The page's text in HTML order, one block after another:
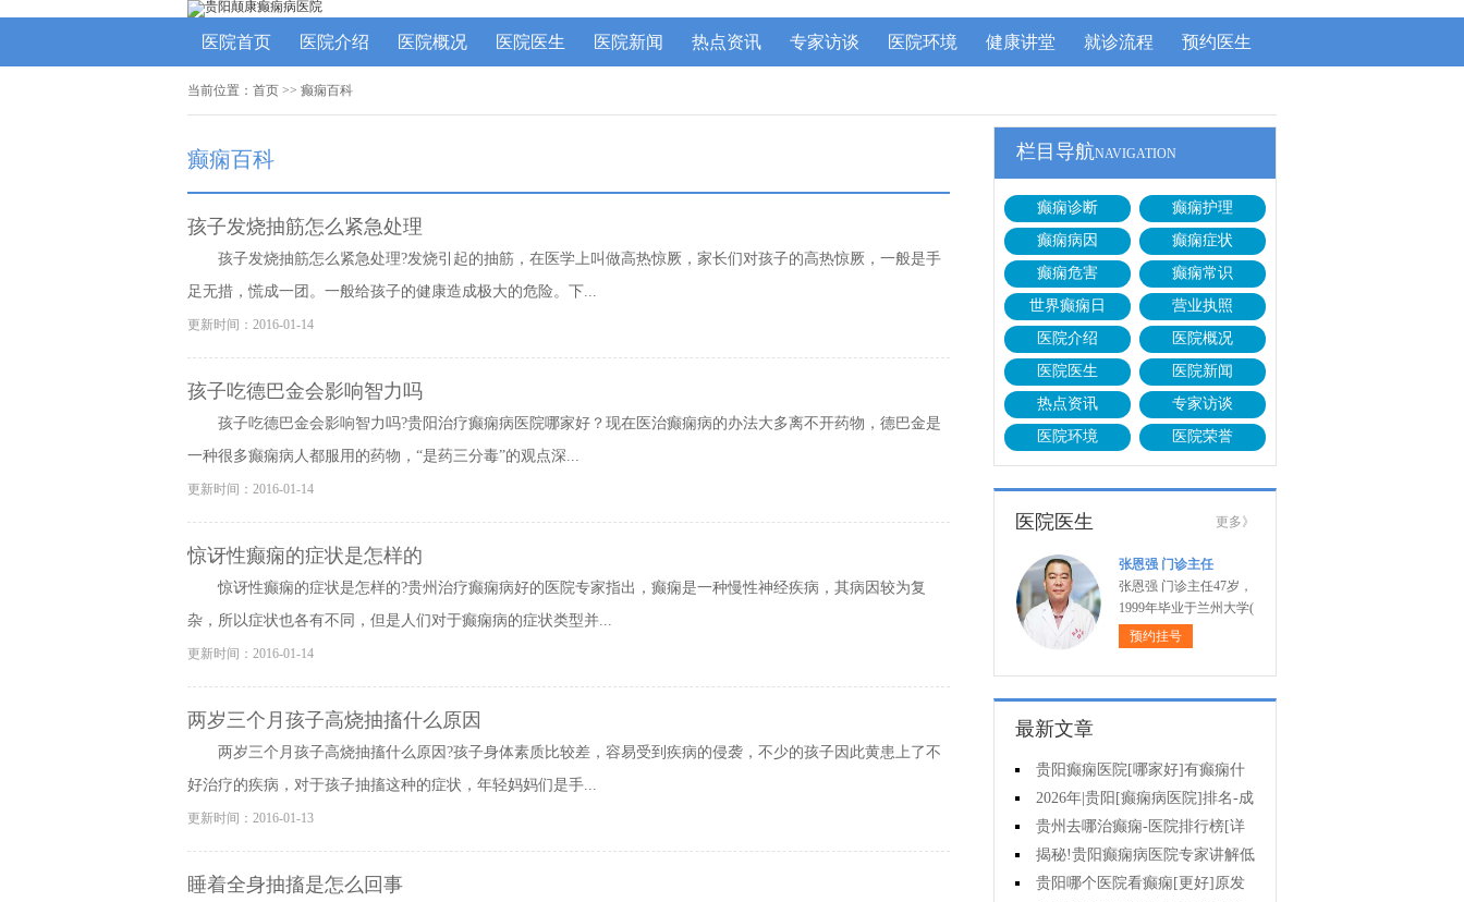
医院首页 医院介绍 医院概况 医院医生 医院新闻 热点资讯 专家访谈 医院环境 健康讲堂 就诊流程 预约医生
当前位置： 首页 >> 癫痫百科
癫痫百科
孩子发烧抽筋怎么紧急处理
孩子发烧抽筋怎么紧急处理?发烧引起的抽筋，在医学上叫做高热惊厥，家长们对孩子的高热惊厥，一般是手
足无措，慌成一团。一般给孩子的健康造成极大的危险。下...
更新时间：2016-01-14
孩子吃德巴金会影响智力吗
孩子吃德巴金会影响智力吗?贵阳治疗癫痫病医院哪家好？现在医治癫痫病的办法大多离不开药物，德巴金是
一种很多癫痫病人都服用的药物，“是药三分毒”的观点深...
更新时间：2016-01-14
惊讶性癫痫的症状是怎样的
惊讶性癫痫的症状是怎样的?贵州治疗癫痫病好的医院专家指出，癫痫是一种慢性神经疾病，其病因较为复
杂，所以症状也各有不同，但是人们对于癫痫病的症状类型并...
更新时间：2016-01-14
两岁三个月孩子高烧抽搐什么原因
两岁三个月孩子高烧抽搐什么原因?孩子身体素质比较差，容易受到疾病的侵袭，不少的孩子因此黄患上了不
好治疗的疾病，对于孩子抽搐这种的症状，年轻妈妈们是手...
更新时间：2016-01-13
睡着全身抽搐是怎么回事
栏目导航NAVIGATION
癫痫诊断
癫痫护理
癫痫病因
癫痫症状
癫痫危害
癫痫常识
世界癫痫日
营业执照
医院介绍
医院概况
医院医生
医院新闻
热点资讯
专家访谈
医院环境
医院荣誉
医院医生 更多》
张恩强 门诊主任
张恩强 门诊主任47岁，
1999年毕业于兰州大学(
预约挂号
最新文章
贵阳癫痫医院[哪家好]有癫痫什
么不能吃什么药?
2026年|贵阳[癫痫病医院]排名-成
人癫痫急救措施护理
贵州去哪治癫痫-医院排行榜[详
细排名]癫痫病人可以吃什么食物?
揭秘!贵阳癫痫病医院专家讲解低
血糖会抽搐吗?
贵阳哪个医院看癫痫[更好]原发